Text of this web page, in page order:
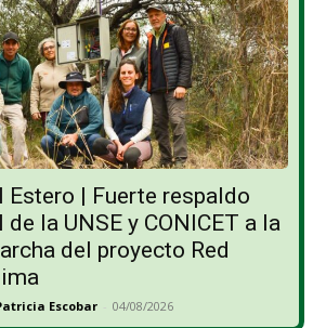
Estero | Fuerte respaldo
la UNSE y CONICET a la
del proyecto Red
Escobar - 04/08/2026